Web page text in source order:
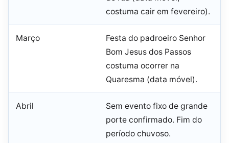
costuma cair em fevereiro).
Março
Festa do padroeiro Senhor
Bom Jesus dos Passos
costuma ocorrer na
Quaresma (data móvel).
Abril
Sem evento fixo de grande
porte confirmado. Fim do
período chuvoso.